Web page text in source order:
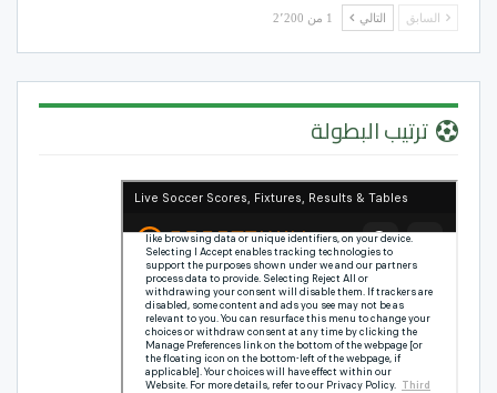
السابق التالي 1 من 2٬200
ترتيب البطولة